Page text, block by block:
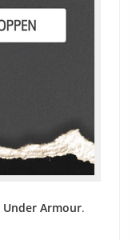
Under Armour.